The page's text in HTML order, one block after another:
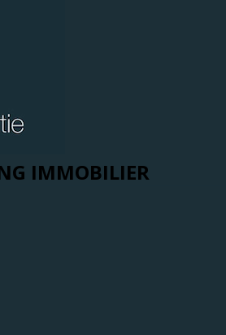
IMMOBILIER